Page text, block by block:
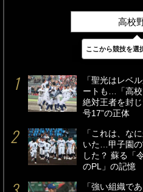
高校
最新 24時
「聖光はレベ
ートも…「高
絶対王者を封
号17”の正体
「これは、な
いた…甲子園の
した？ 蘇る「
のPL」の記憶
「強い組織で
ここから競技を選